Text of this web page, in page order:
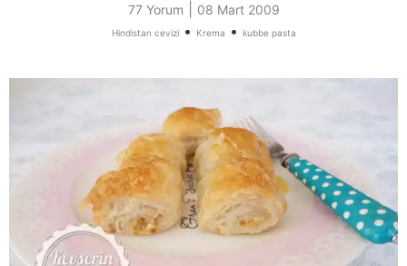
77 Yorum 08 Mart 2009
Hindistan cevizi• Krema • kubbe pasta